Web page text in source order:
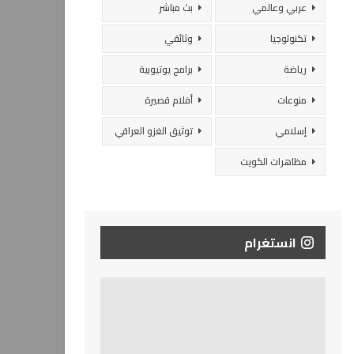
عربي وعالمي
بث مباشر
تكنولوجيا
وثائقي
رياضة
برامج يوتيوبية
منوعات
أفلام قصيرة
إسلامي
توثيق الغزو العراقي
مظاهرات الكويت
انستغرام